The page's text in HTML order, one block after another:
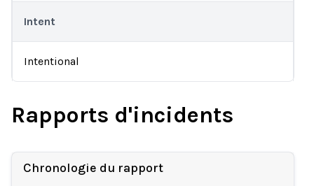
Intent
Intentional
Rapports d'incidents
Chronologie du rapport